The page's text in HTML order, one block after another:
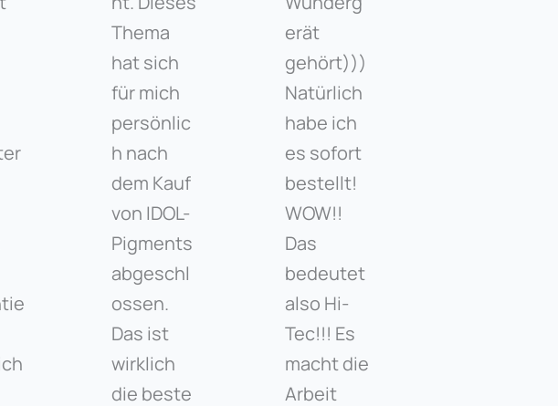
Thema
hat sich
für mich
persönlic
h nach
dem Kauf
von IDOL-
Pigments
abgeschl
ossen.
Das ist
wirklich
die beste
erät
gehört)))
Natürlich
habe ich
es sofort
bestellt!
WOW!!
Das
bedeutet
also Hi-
Tec!!! Es
macht die
Arbeit